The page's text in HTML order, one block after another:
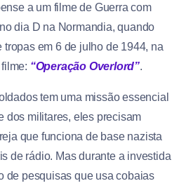
a um filme de Guerra com
dia D na Normandia, quando
em 6 de julho de 1944, na
“Operação Overlord”.
tem uma missão essencial
dos militares, eles precisam
que funciona de base nazista
de rádio. Mas durante a investida
de pesquisas que usa cobaias